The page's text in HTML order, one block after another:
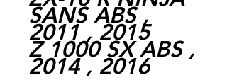
SANS ABS ,
2011 , 2015
Z 1000 SX ABS ,
2014 , 2016